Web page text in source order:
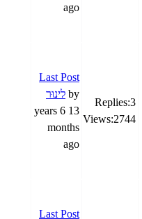
ago
Replies:3
Views:2744
Last Post
by לינוּר
13 years 6
months
ago
Last Post